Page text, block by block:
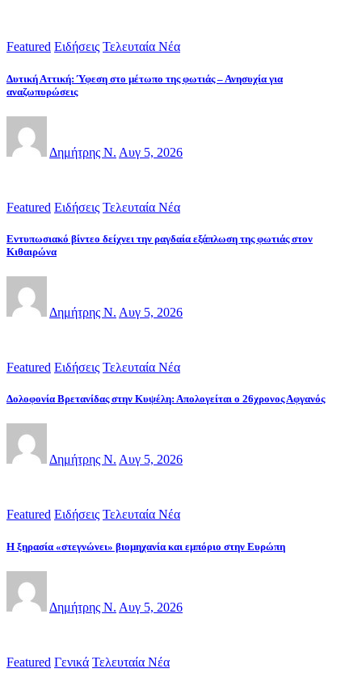
Featured Ειδήσεις Τελευταία Νέα
Δυτική Αττική: Ύφεση στο μέτωπο της φωτιάς – Ανησυχία για
αναζωπυρώσεις
Δημήτρης Ν. Αυγ 5, 2026
Featured Ειδήσεις Τελευταία Νέα
Εντυπωσιακό βίντεο δείχνει την ραγδαία εξάπλωση της φωτιάς στον
Κιθαιρώνα
Δημήτρης Ν. Αυγ 5, 2026
Featured Ειδήσεις Τελευταία Νέα
Δολοφονία Βρετανίδας στην Κυψέλη: Απολογείται ο 26χρονος Αφγανός
Δημήτρης Ν. Αυγ 5, 2026
Featured Ειδήσεις Τελευταία Νέα
Η ξηρασία «στεγνώνει» βιομηχανία και εμπόριο στην Ευρώπη
Δημήτρης Ν. Αυγ 5, 2026
Featured Γενικά Τελευταία Νέα